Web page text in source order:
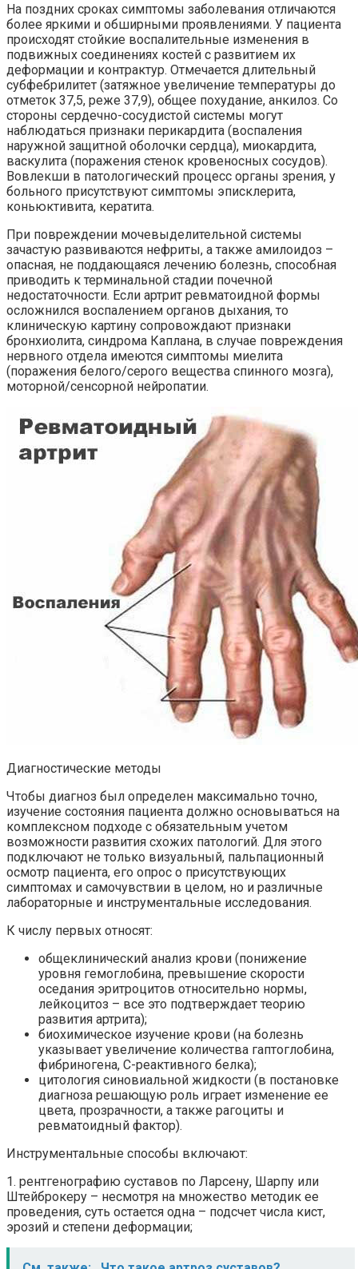
На поздних сроках симптомы заболевания отличаются
более яркими и обширными проявлениями. У пациента
происходят стойкие воспалительные изменения в
подвижных соединениях костей с развитием их
деформации и контрактур. Отмечается длительный
субфебрилитет (затяжное увеличение температуры до
отметок 37,5, реже 37,9), общее похудание, анкилоз. Со
стороны сердечно-сосудистой системы могут
наблюдаться признаки перикардита (воспаления
наружной защитной оболочки сердца), миокардита,
васкулита (поражения стенок кровеносных сосудов).
Вовлекши в патологический процесс органы зрения, у
больного присутствуют симптомы эписклерита,
коньюктивита, кератита.
При повреждении мочевыделительной системы
зачастую развиваются нефриты, а также амилоидоз –
опасная, не поддающаяся лечению болезнь, способная
приводить к терминальной стадии почечной
недостаточности. Если артрит ревматоидной формы
осложнился воспалением органов дыхания, то
клиническую картину сопровождают признаки
бронхиолита, синдрома Каплана, в случае повреждения
нервного отдела имеются симптомы миелита
(поражения белого/серого вещества спинного мозга),
моторной/сенсорной нейропатии.
Диагностические методы
Чтобы диагноз был определен максимально точно,
изучение состояния пациента должно основываться на
комплексном подходе с обязательным учетом
возможности развития схожих патологий. Для этого
подключают не только визуальный, пальпационный
осмотр пациента, его опрос о присутствующих
симптомах и самочувствии в целом, но и различные
лабораторные и инструментальные исследования.
К числу первых относят:
общеклинический анализ крови (понижение
уровня гемоглобина, превышение скорости
оседания эритроцитов относительно нормы,
лейкоцитоз – все это подтверждает теорию
развития артрита);
биохимическое изучение крови (на болезнь
указывает увеличение количества гаптоглобина,
фибриногена, С-реактивного белка);
цитология синовиальной жидкости (в постановке
диагноза решающую роль играет изменение ее
цвета, прозрачности, а также рагоциты и
ревматоидный фактор).
Инструментальные способы включают:
1. рентгенографию суставов по Ларсену, Шарпу или
Штейброкеру – несмотря на множество методик ее
проведения, суть остается одна – подсчет числа кист,
эрозий и степени деформации;